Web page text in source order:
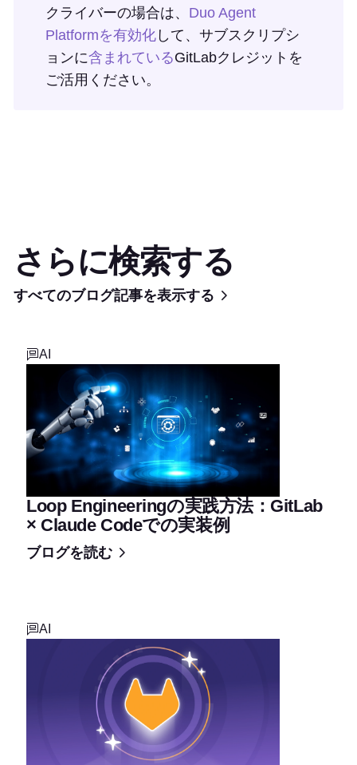
クライバーの場合は、 Duo Agent
Platformを有効化 して、サブスクリプシ
ョンに含まれているGitLabクレジットを
ご活用ください。
さらに検索する
すべてのブログ記事を表示する
AI
Loop Engineeringの実践方法：GitLab
× Claude Codeでの実装例
ブログを読む
AI